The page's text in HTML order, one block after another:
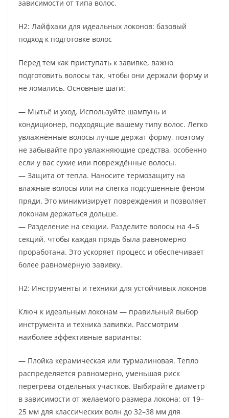
зависимости от типа волос.
H2: Лайфхаки для идеальных локонов: базовый
подход к подготовке волос
Перед тем как приступать к завивке, важно
подготовить волосы так, чтобы они держали форму и
не ломались. Основные шаги:
— Мытьё и уход. Используйте шампунь и
кондиционер, подходящие вашему типу волос. Легко
увлажнённые волосы лучше держат форму, поэтому
не забывайте про увлажняющие средства, особенно
если у вас сухие или повреждённые волосы.
— Защита от тепла. Наносите термозащиту на
влажные волосы или на слегка подсушенные феном
пряди. Это минимизирует повреждения и позволяет
локонам держаться дольше.
— Разделение на секции. Разделите волосы на 4–6
секций, чтобы каждая прядь была равномерно
проработана. Это ускоряет процесс и обеспечивает
более равномерную завивку.
H2: Инструменты и техники для устойчивых локонов
Ключ к идеальным локонам — правильный выбор
инструмента и техника завивки. Рассмотрим
наиболее эффективные варианты:
— Плойка керамическая или турмалиновая. Тепло
распределяется равномерно, уменьшая риск
перегрева отдельных участков. Выбирайте диаметр
в зависимости от желаемого размера локона: от 19–
25 мм для классических волн до 32–38 мм для